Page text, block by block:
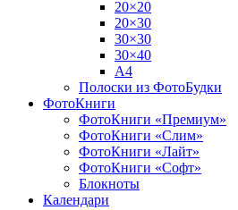
20×20
20×30
30×30
30×40
A4
Полоски из ФотоБудки
ФотоКниги
ФотоКниги «Премиум»
ФотоКниги «Слим»
ФотоКниги «Лайт»
ФотоКниги «Софт»
Блокноты
Календари